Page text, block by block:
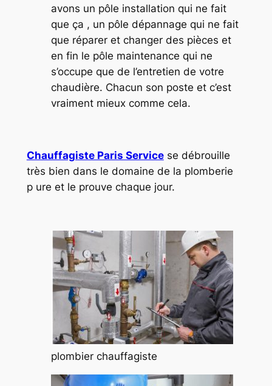
avons un pôle installation qui ne fait
que ça , un pôle dépannage qui ne fait
que réparer et changer des pièces et
en fin le pôle maintenance qui ne
s’occupe que de l’entretien de votre
chaudière. Chacun son poste et c’est
vraiment mieux comme cela.
Chauffagiste Paris Servicese débrouille
très bien dans le domaine de la plomberie
p ure et le prouve chaque jour.
plombier chauffagiste